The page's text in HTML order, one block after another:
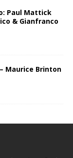
Paul Mattick
& Gianfranco
Maurice Brinton